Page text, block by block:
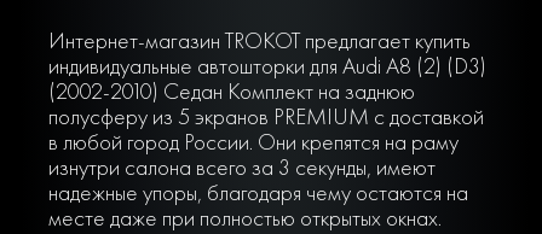
Интернет-магазин TROKOT предлагает купить
индивидуальные автошторки для Audi A8 (2) (D3)
(2002-2010) Седан Комплект на заднюю
полусферу из 5 экранов PREMIUM с доставкой
в любой город России. Они крепятся на раму
изнутри салона всего за 3 секунды, имеют
надежные упоры, благодаря чему остаются на
месте даже при полностью открытых окнах.